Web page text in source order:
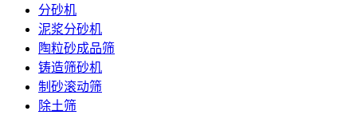
分砂机
泥浆分砂机
陶粒砂成品筛
铸造筛砂机
制砂滚动筛
除土筛